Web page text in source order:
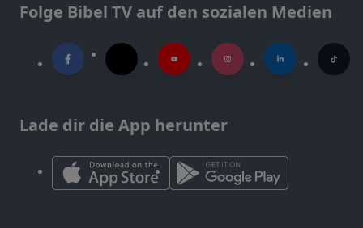
Folge Bibel TV auf den sozialen Medien
Lade dir die App herunter